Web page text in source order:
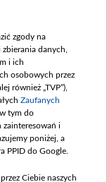
zgody na
danych,
i ich
osobowych przez
również „TVP”),
Zaufanych
tym do
zainteresowań i
poniżej, a
PPID do Google.
Ciebie naszych